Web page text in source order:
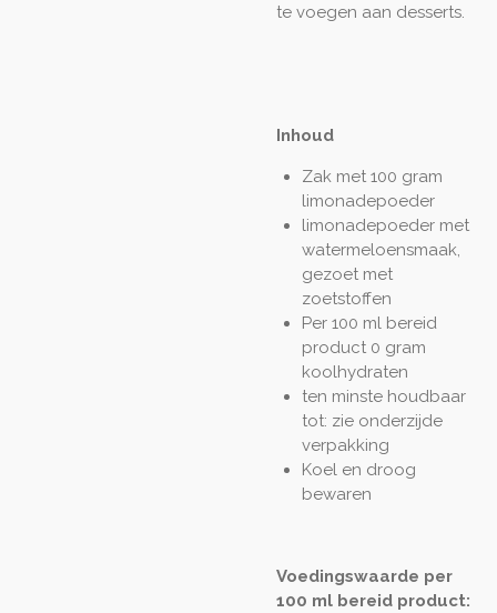
te voegen aan desserts.
Inhoud
Zak met 100 gram
limonadepoeder
limonadepoeder met
watermeloensmaak,
gezoet met
zoetstoffen
Per 100 ml bereid
product 0 gram
koolhydraten
ten minste houdbaar
tot: zie onderzijde
verpakking
Koel en droog
bewaren
Voedingswaarde per
100 ml bereid product: